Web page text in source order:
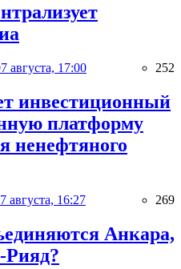
августа, 17:00 252
инвестиционный
платформу
ненефтяного
августа, 16:27 269
Анкара,
Рияд?